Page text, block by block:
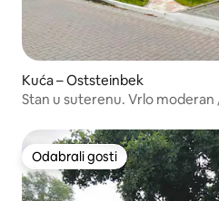
Kuća – Oststeinbek
Stan u suterenu. Vrlo moderan
Odabrali gosti
Odabrali gosti